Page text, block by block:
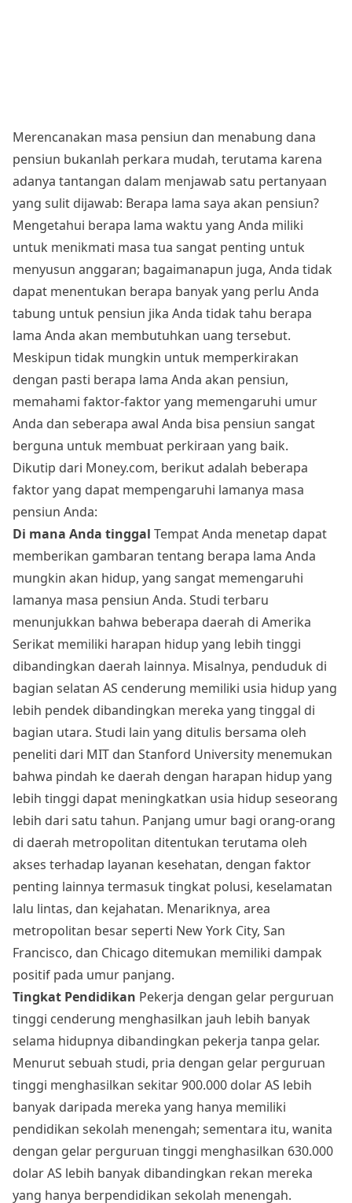
Merencanakan masa pensiun dan menabung dana
pensiun bukanlah perkara mudah, terutama karena
adanya tantangan dalam menjawab satu pertanyaan
yang sulit dijawab: Berapa lama saya akan pensiun?
Mengetahui berapa lama waktu yang Anda miliki
untuk menikmati masa tua sangat penting untuk
menyusun anggaran; bagaimanapun juga, Anda tidak
dapat menentukan berapa banyak yang perlu Anda
tabung untuk pensiun jika Anda tidak tahu berapa
lama Anda akan membutuhkan uang tersebut.
Meskipun tidak mungkin untuk memperkirakan
dengan pasti berapa lama Anda akan pensiun,
memahami faktor-faktor yang memengaruhi umur
Anda dan seberapa awal Anda bisa pensiun sangat
berguna untuk membuat perkiraan yang baik.
Dikutip dari Money.com, berikut adalah beberapa
faktor yang dapat mempengaruhi lamanya masa
pensiun Anda:
Di mana Anda tinggal Tempat Anda menetap dapat
memberikan gambaran tentang berapa lama Anda
mungkin akan hidup, yang sangat memengaruhi
lamanya masa pensiun Anda. Studi terbaru
menunjukkan bahwa beberapa daerah di Amerika
Serikat memiliki harapan hidup yang lebih tinggi
dibandingkan daerah lainnya. Misalnya, penduduk di
bagian selatan AS cenderung memiliki usia hidup yang
lebih pendek dibandingkan mereka yang tinggal di
bagian utara. Studi lain yang ditulis bersama oleh
peneliti dari MIT dan Stanford University menemukan
bahwa pindah ke daerah dengan harapan hidup yang
lebih tinggi dapat meningkatkan usia hidup seseorang
lebih dari satu tahun. Panjang umur bagi orang-orang
di daerah metropolitan ditentukan terutama oleh
akses terhadap layanan kesehatan, dengan faktor
penting lainnya termasuk tingkat polusi, keselamatan
lalu lintas, dan kejahatan. Menariknya, area
metropolitan besar seperti New York City, San
Francisco, dan Chicago ditemukan memiliki dampak
positif pada umur panjang.
Tingkat Pendidikan Pekerja dengan gelar perguruan
tinggi cenderung menghasilkan jauh lebih banyak
selama hidupnya dibandingkan pekerja tanpa gelar.
Menurut sebuah studi, pria dengan gelar perguruan
tinggi menghasilkan sekitar 900.000 dolar AS lebih
banyak daripada mereka yang hanya memiliki
pendidikan sekolah menengah; sementara itu, wanita
dengan gelar perguruan tinggi menghasilkan 630.000
dolar AS lebih banyak dibandingkan rekan mereka
yang hanya berpendidikan sekolah menengah.